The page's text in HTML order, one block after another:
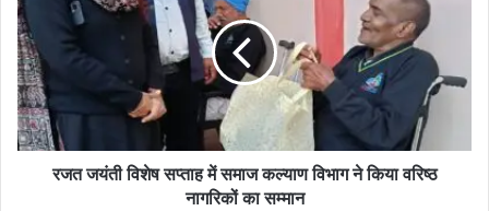
विशेष
सप्ताह
में
समाज
कल्याण
विभाग
ने
रजत जयंती विशेष सप्ताह में समाज कल्याण विभाग ने किया वरिष्ठ
नागरिकों का सम्मान